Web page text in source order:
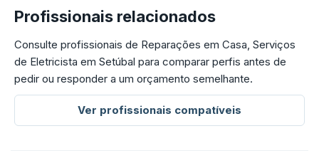
Profissionais relacionados
Consulte profissionais de Reparações em Casa, Serviços
de Eletricista em Setúbal para comparar perfis antes de
pedir ou responder a um orçamento semelhante.
Ver profissionais compatíveis